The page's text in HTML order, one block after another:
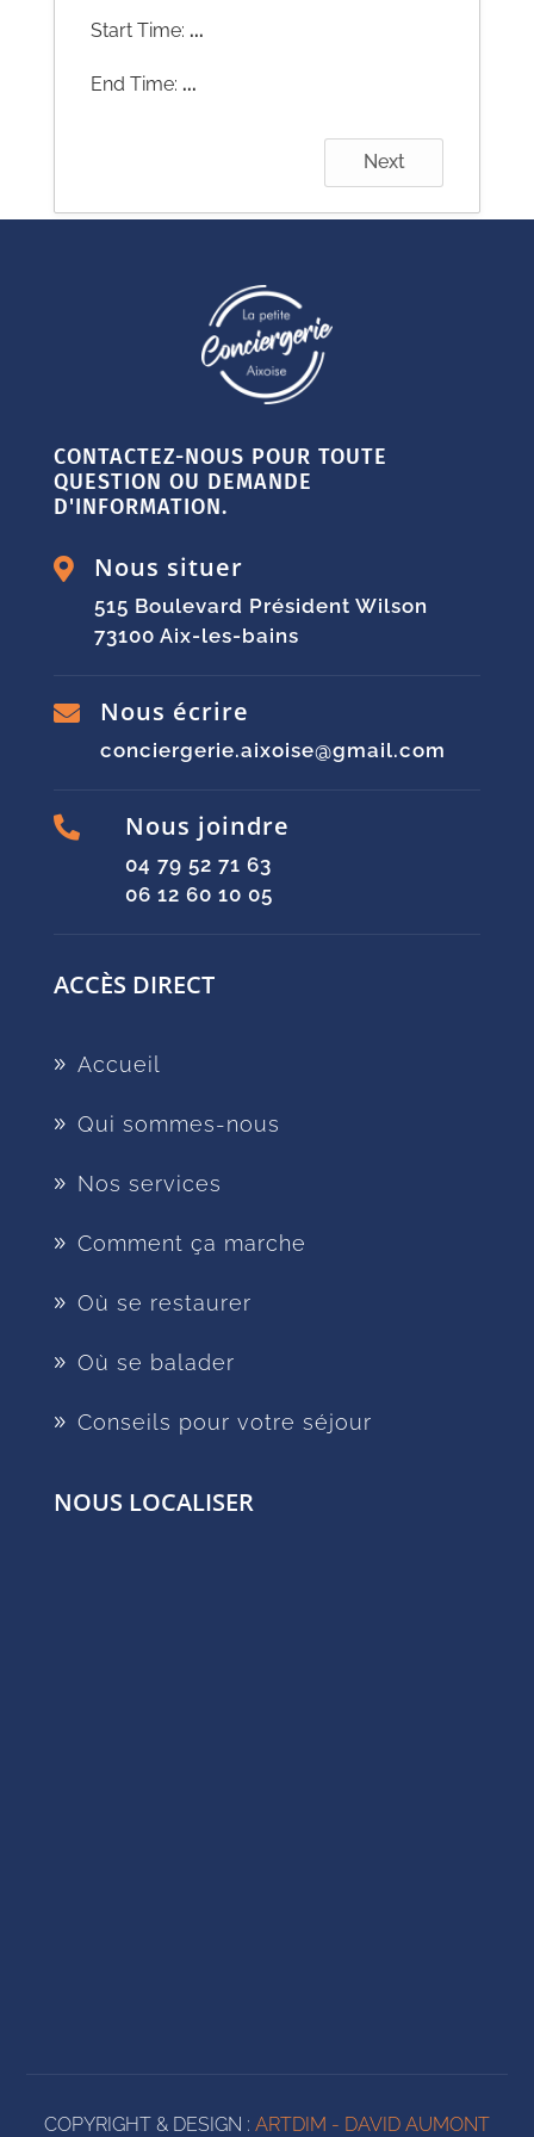
Start Time: ...
End Time: ...
Next
CONTACTEZ-NOUS POUR TOUTE
QUESTION OU DEMANDE
D'INFORMATION.
 Nous situer
515 Boulevard Président Wilson
73100 Aix-les-bains
 Nous écrire
conciergerie.aixoise@gmail.com
 Nous joindre
04 79 52 71 63
06 12 60 10 05
ACCÈS DIRECT
Accueil
Qui sommes-nous
Nos services
Comment ça marche
Où se restaurer
Où se balader
Conseils pour votre séjour
NOUS LOCALISER
COPYRIGHT & DESIGN : ARTDIM - DAVID AUMONT